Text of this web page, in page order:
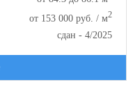
от 153 000 руб. / м2
сдан - 4/2025